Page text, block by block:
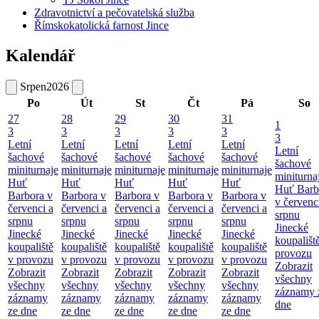
Zdravotnictví a pečovatelská služba
Římskokatolická farnost Jince
Kalendář
Srpen2026
Po
Út St Čt Pá
So
27
3
Letní
šachové
miniturnaje
Huť
Barbora v
červenci a
srpnu
Jinecké
koupaliště
v provozu
Zobrazit
všechny
záznamy
ze dne
28
3
Letní
šachové
miniturnaje
Huť
Barbora v
červenci a
srpnu
Jinecké
koupaliště
v provozu
Zobrazit
všechny
záznamy
ze dne
29
3
Letní
šachové
miniturnaje
Huť
Barbora v
červenci a
srpnu
Jinecké
koupaliště
v provozu
Zobrazit
všechny
záznamy
ze dne
30
3
Letní
šachové
miniturnaje
Huť
Barbora v
červenci a
srpnu
Jinecké
koupaliště
v provozu
Zobrazit
všechny
záznamy
ze dne
31
3
Letní
šachové
miniturnaje
Huť
Barbora v
červenci a
srpnu
Jinecké
koupaliště
v provozu
Zobrazit
všechny
záznamy
ze dne
1
3
Letní
šachové
Huť
v
srpnu
Jinecké
provozu
Zobrazit
všechny
záznamy
dne